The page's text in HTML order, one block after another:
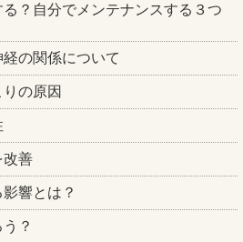
？自分でメンテナンスする３つ
の関係について
の原因
改善
響とは？
？